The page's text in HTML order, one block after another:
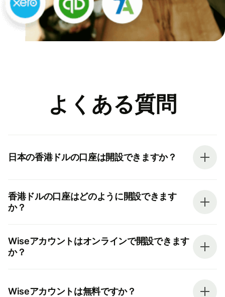
よくある質問
日本の香港ドルの口座は開設できますか？
香港ドルの口座はどのように開設できます
か？
Wiseアカウントはオンラインで開設できます
か？
Wiseアカウントは無料ですか？